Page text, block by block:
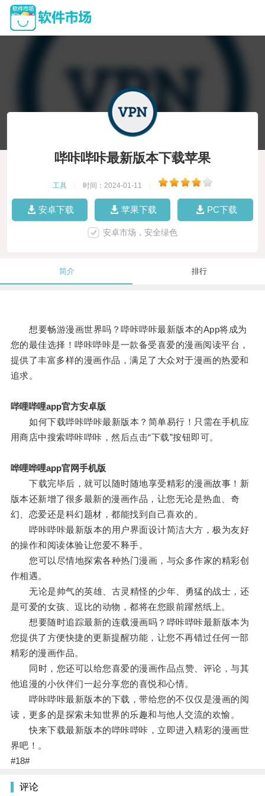
哔咔哔咔最新版本下载苹果
工具 时间：2024-01-11
安卓下载 苹果下载 PC下载
安卓市场，安全绿色
简介 排行
想要畅游漫画世界吗？哔咔哔咔最新版本的App将成为
您的最佳选择！哔咔哔咔是一款备受喜爱的漫画阅读平台，
提供了丰富多样的漫画作品，满足了大众对于漫画的热爱和
追求。
哔哩哔哩app官方安卓版
如何下载哔咔哔咔最新版本？简单易行！只需在手机应
用商店中搜索哔咔哔咔，然后点击“下载”按钮即可。
哗哩哗哩app官网手机版
下载完毕后，就可以随时随地享受精彩的漫画故事！新
版本还新增了很多最新的漫画作品，让您无论是热血、奇
幻、恋爱还是科幻题材，都能找到自己喜欢的。
哔咔哔咔最新版本的用户界面设计简洁大方，极为友好
的操作和阅读体验让您爱不释手。
您可以尽情地探索各种热门漫画，与众多作家的精彩创
作相遇。
无论是帅气的英雄、古灵精怪的少年、勇猛的战士，还
是可爱的女孩、逗比的动物，都将在您眼前躍然纸上。
想要随时追踪最新的连载漫画吗？哔咔哔咔最新版本为
您提供了方便快捷的更新提醒功能，让您不再错过任何一部
精彩的漫画作品。
同时，您还可以给您喜爱的漫画作品点赞、评论，与其
他追漫的小伙伴们一起分享您的喜悦和心情。
哔咔哔咔最新版本的下载，带给您的不仅仅是漫画的阅
读，更多的是探索未知世界的乐趣和与他人交流的欢愉。
快来下载最新版本的哔咔哔咔，立即进入精彩的漫画世
界吧！。
#18#
评论